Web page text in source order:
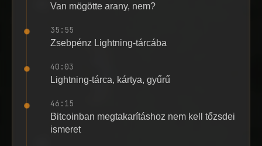
Van mögötte arany, nem?
35:55
Zsebpénz Lightning-tárcába
40:03
Lightning-tárca, kártya, gyűrű
46:15
Bitcoinban megtakarításhoz nem kell tőzsdei
ismeret